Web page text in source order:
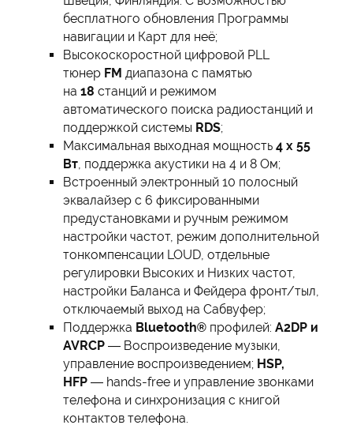
бесплатного обновления Программы
навигации и Карт для неё;
Высокоскоростной цифровой PLL
тюнер FM диапазона с памятью
на 18 станций и режимом
автоматического поиска радиостанций и
поддержкой системы RDS;
Максимальная выходная мощность 4 х 55
Вт, поддержка акустики на 4 и 8 Ом;
Встроенный электронный 10 полосный
эквалайзер с 6 фиксированными
предустановками и ручным режимом
настройки частот, режим дополнительной
тонкомпенсации LOUD, отдельные
регулировки Высоких и Низких частот,
настройки Баланса и Фейдера фронт/тыл,
отключаемый выход на Сабвуфер;
Поддержка Bluetooth® профилей: A2DP и
AVRCP — Воспроизведение музыки,
управление воспроизведением; HSP,
HFP — hands-free и управление звонками
телефона и синхронизация с книгой
контактов телефона.